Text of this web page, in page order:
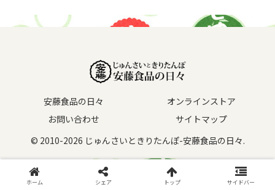
安藤食品の日々
オンラインストア
お問い合わせ
サイトマップ
© 2010-2026 じゅんさいときりたんぽ-安藤食品の日々.
ホーム シェア トップ サイドバー